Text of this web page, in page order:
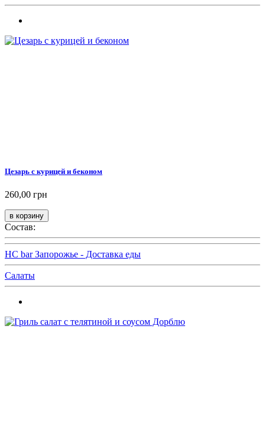
Цезарь с курицей и беконом
260,00 грн
Состав:
HC bar Запорожье - Доставка еды
Салаты